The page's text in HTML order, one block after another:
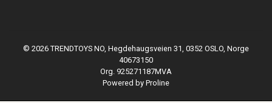
© 2026 TRENDTOYS NO, Hegdehaugsveien 31, 0352 OSLO, Norge
40673150
Org. 925271187MVA
Powered by Proline